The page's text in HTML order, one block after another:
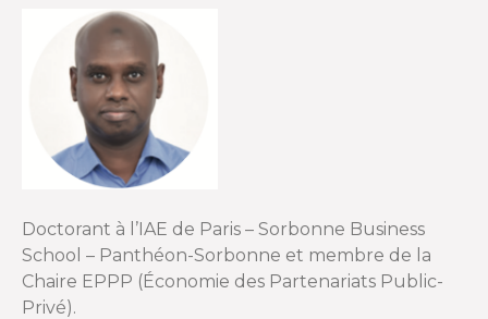
Doctorant à l’IAE de Paris – Sorbonne Business
School – Panthéon-Sorbonne et membre de la
Chaire EPPP (Économie des Partenariats Public-
Privé).